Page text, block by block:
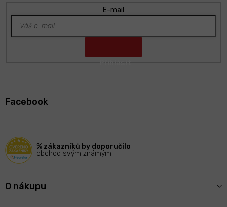
E-mail
Facebook
% zákazníků by doporučilo
obchod svým známým
O nákupu